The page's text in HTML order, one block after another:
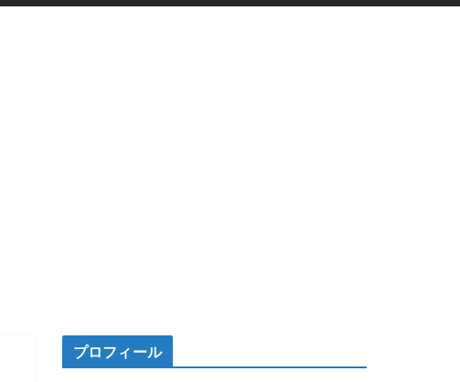
プロフィール